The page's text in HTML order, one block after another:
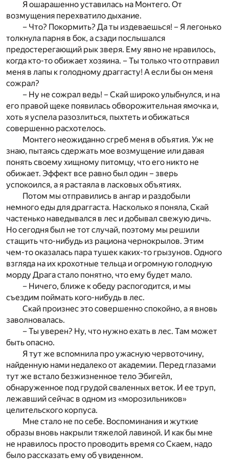
Я ошарашенно уставилась на Монтего. От
возмущения перехватило дыхание.
– Что? Покормить? Да ты издеваешься! – Я легонько
толкнула парня в бок, а сзади послышался
предостерегающий рык зверя. Ему явно не нравилось,
когда кто-то обижает хозяина. – Ты только что отправил
меня в лапы к голодному драггасту! А если бы он меня
сожрал?
– Ну не сожрал ведь! – Скай широко улыбнулся, и на
его правой щеке появилась обворожительная ямочка и,
хоть я успела разозлиться, пыхтеть и обижаться
совершенно расхотелось.
Монтего неожиданно сгреб меня в объятия. Уж не
знаю, пытаясь сдержать мое возмущение или давая
понять своему хищному питомцу, что его никто не
обижает. Эффект все равно был один – зверь
успокоился, а я растаяла в ласковых объятиях.
Потом мы отправились в ангар и раздобыли
немного еды для драггаста. Насколько я поняла, Скай
частенько наведывался в лес и добывал свежую дичь.
Но сегодня был не тот случай, поэтому мы решили
стащить что-нибудь из рациона чернокрылов. Этим
чем-то оказалась пара тушек каких-то грызунов. Одного
взгляда на их крохотные тельца и огромную голодную
морду Драга стало понятно, что ему будет мало.
– Ничего, ближе к обеду распогодится, и мы
съездим поймать кого-нибудь в лес.
Скай произнес это совершенно спокойно, а я вновь
заволновалась.
– Ты уверен? Ну, что нужно ехать в лес. Там может
быть опасно.
Я тут же вспомнила про ужасную червоточину,
найденную нами недалеко от академии. Перед глазами
тут же встало безжизненное тело Эбигейл,
обнаруженное под грудой сваленных веток. И ее труп,
лежавший сейчас в одном из «морозильников»
целительского корпуса.
Мне стало не по себе. Воспоминания и жуткие
образы вновь накрыли тяжелой лавиной. И как бы мне
не нравилось просто проводить время со Скаем, надо
было рассказать ему об увиденном.